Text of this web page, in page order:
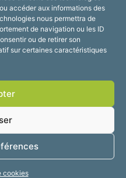
accéder aux informations des
nous permettra de
de navigation ou les ID
ou de retirer son
sur certaines caractéristiques
cookies
:
13h30 à 17h30
Mentions légales